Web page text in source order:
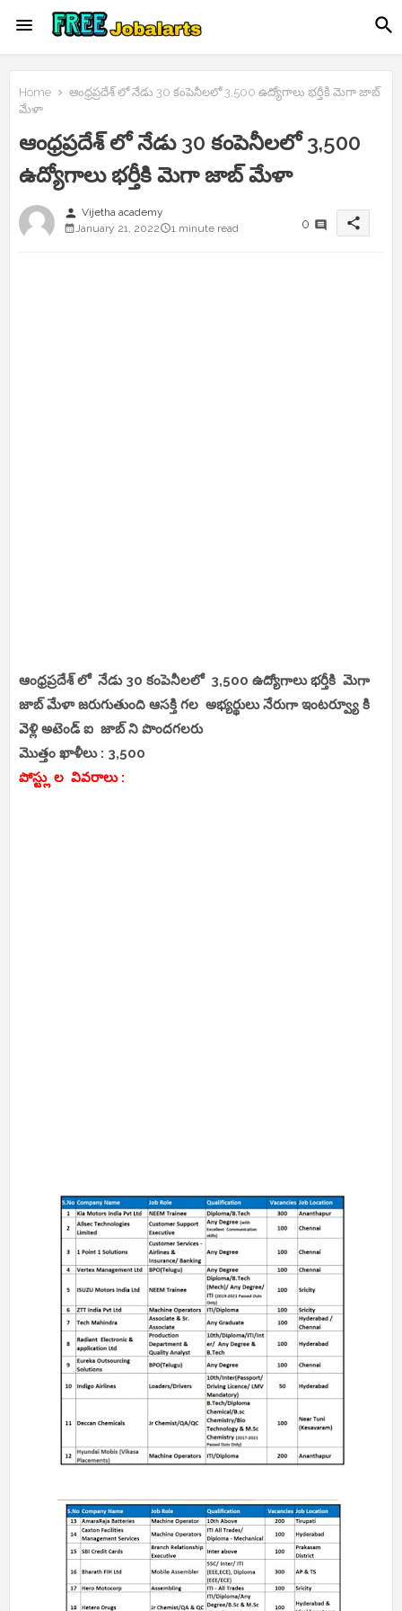
Home
ఆంధ్రప్రదేశ్ లో నేడు 30 కంపెనీలలో 3,500 ఉద్యోగాలు భర్తీకి మెగా జాబ్
మేళా
ఆంధ్రప్రదేశ్ లో నేడు 30 కంపెనీలలో 3,500
ఉద్యోగాలు భర్తీకి మెగా జాబ్ మేళా
person Vijetha academy
January 21, 2022
1 minute read 0 share
ఆంధ్రప్రదేశ్ లో నేడు 30 కంపెనీలలో 3,500 ఉద్యోగాలు భర్తీకి మెగా
జాబ్ మేళా జరుగుతుంది ఆసక్తి గల అభ్యర్థులు నేరుగా ఇంటర్వ్యూ కి
వెళ్లి అటెండ్ ఐ జాబ్ ని పొందగలరు
మొత్తం ఖాళీలు : 3,500
పోస్ట్లు ల వివరాలు :